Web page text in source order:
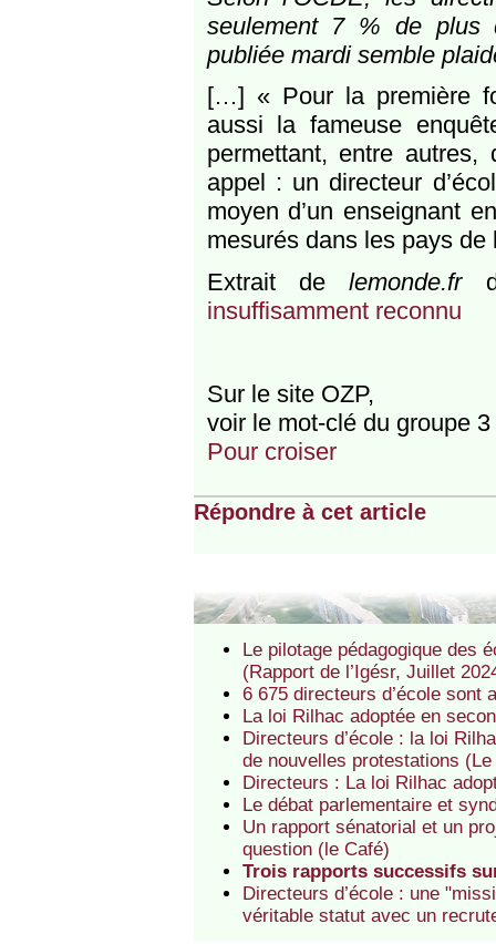
seulement 7 % de plus
publiée mardi semble
[…] « Pour la première
aussi la fameuse
permettant, entre
appel : un directeur
moyen d’un enseignant
mesurés dans les pays de
Extrait delemonde.fr
insuffisamment reconnu
Sur le site OZP,
voir le mot-clé du groupe 3
Pour croiser
Répondre à cet article
Le pilotage pédagogique des
(Rapport de l’Igésr, Juillet
6 675 directeurs d’école sont
La loi Rilhac adoptée en
Directeurs d’école : la loi
de nouvelles protestations
Directeurs : La loi Rilhac
Le débat parlementaire et
Un rapport sénatorial et un
question (le Café)
Trois rapports successifs
Directeurs d’école : une
véritable statut avec un